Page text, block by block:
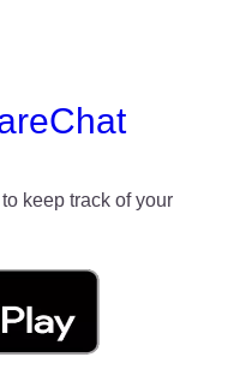
keep track of your